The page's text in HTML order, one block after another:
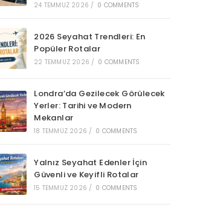
24 TEMMUZ 2026 / 0 COMMENTS
2026 Seyahat Trendleri: En
Popüler Rotalar
22 TEMMUZ 2026 / 0 COMMENTS
Londra’da Gezilecek Görülecek
Yerler: Tarihi ve Modern
Mekanlar
18 TEMMUZ 2026 / 0 COMMENTS
Yalnız Seyahat Edenler İçin
Güvenli ve Keyifli Rotalar
15 TEMMUZ 2026 / 0 COMMENTS